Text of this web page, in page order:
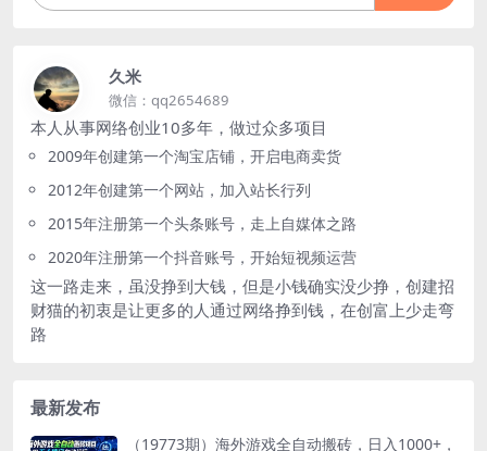
久米
微信：qq2654689
本人从事网络创业10多年，做过众多项目
2009年创建第一个淘宝店铺，开启电商卖货
2012年创建第一个网站，加入站长行列
2015年注册第一个头条账号，走上自媒体之路
2020年注册第一个抖音账号，开始短视频运营
这一路走来，虽没挣到大钱，但是小钱确实没少挣，创建招
财猫的初衷是让更多的人通过网络挣到钱，在创富上少走弯
路
最新发布
（19773期）海外游戏全自动搬砖，日入1000+，